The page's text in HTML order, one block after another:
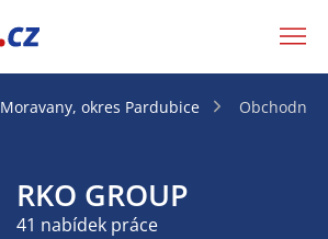
Moravany, okres Pardubice Obchodní
RKO GROUP
41 nabídek práce